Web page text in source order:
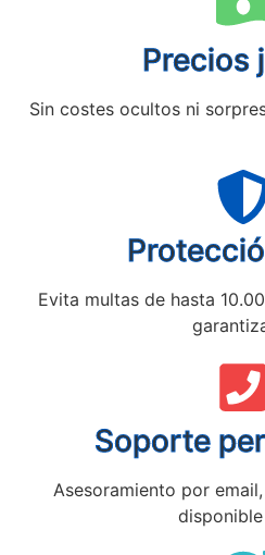
Precios
Sin costes ocultos ni
Evita multas de hasta
Soporte
Asesoramiento por